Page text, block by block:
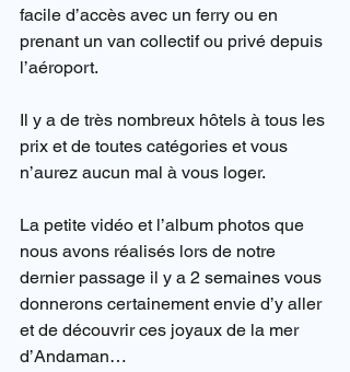
facile d’accès avec un ferry ou en
prenant un van collectif ou privé depuis
l’aéroport.
Il y a de très nombreux hôtels à tous les
prix et de toutes catégories et vous
n’aurez aucun mal à vous loger.
La petite vidéo et l’album photos que
nous avons réalisés lors de notre
dernier passage il y a 2 semaines vous
donnerons certainement envie d’y aller
et de découvrir ces joyaux de la mer
d’Andaman…